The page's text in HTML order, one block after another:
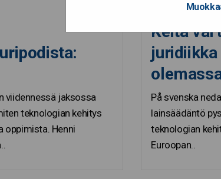
viidennessä jaksossa
teknologian kehitys
oppimista. Henni
12.5.2022
Keitä
juridiikka
På svenska
lainsäädäntö
teknologian
Euroopan..